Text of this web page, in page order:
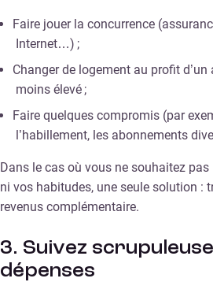
Faire jouer la concurrence
Internet…) ;
Changer de logement au profit
moins élevé ;
Faire quelques compromis (par
l’habillement, les abonnements
Dans le cas où vous ne souhaitez
ni vos habitudes, une seule solution :
revenus complémentaire.
3. Suivez
dépenses